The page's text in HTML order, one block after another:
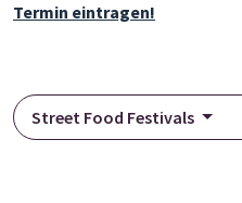
Termin eintragen!
Street Food Festivals